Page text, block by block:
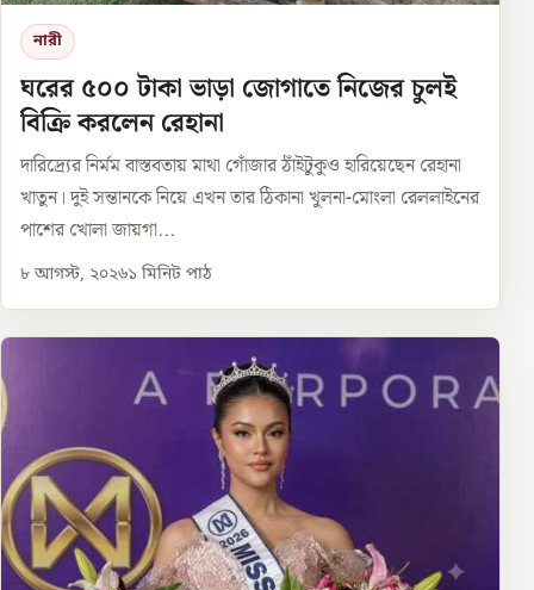
নারী
ঘরের ৫০০ টাকা ভাড়া জোগাতে নিজের চুলই
বিক্রি করলেন রেহানা
দারিদ্র্যের নির্মম বাস্তবতায় মাথা গোঁজার ঠাঁইটুকুও হারিয়েছেন রেহানা
খাতুন। দুই সন্তানকে নিয়ে এখন তার ঠিকানা খুলনা-মোংলা রেললাইনের
পাশের খোলা জায়গা...
৮ আগস্ট, ২০২৬১ মিনিট পাঠ